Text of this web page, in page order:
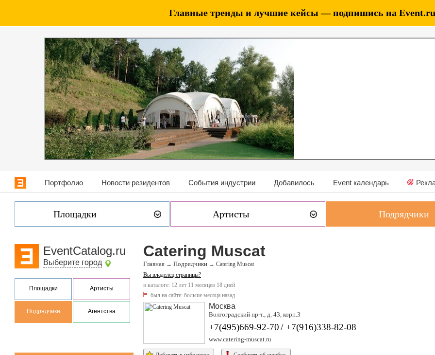
Главные тренды и лучшие кейсы — подпишись на Event.ru
Портфолио Новости резидентов События индустрии Добавилось Event календарь
Площадки Артисты Подрядчики
EventCatalog.ru
Выберите город
Площадки Артисты
Подрядчики Агентства
Catering Muscat
Главная → Подрядчики → Catering Muscat
Вы владелец страницы?
в каталоге: 12 лет 11 месяцев 18 дней
был на сайте: больше месяца назад
Москва
Волгоградский пр-т., д. 43, корп.3
+7(495)669-92-70/ +7(916)338-82-08
www.catering-muscat.ru